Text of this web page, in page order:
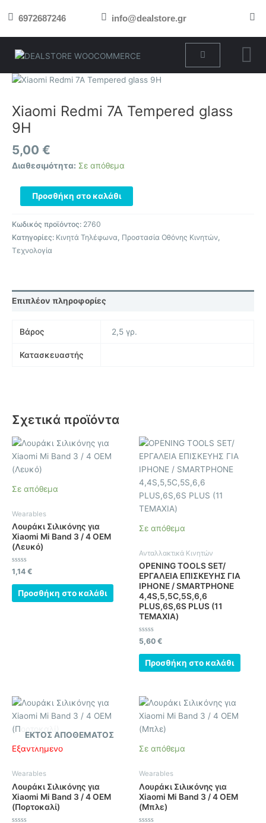
στο 6972687246 info@dealstore.gr
Cart
Xiaomi Redmi 7A Tempered glass
9H
5,00 €
Διαθεσιμότητα: Σε απόθεμα
Xiaomi
7A
Tempered
glass
9H
ποσότητα
Προσθήκη στο καλάθι
Κωδικός προϊόντος: 2760
Κατηγορίες: Κινητά Τηλέφωνα, Προστασία Οθόνης Κινητών,
Τεχνολογία
Επιπλέον πληροφορίες
Βάρος 2,5 γρ.
Κατασκευαστής
Σχετικά προϊόντα
Σε απόθεμα
Wearables
Λουράκι Σιλικόνης για
Xiaomi Mi Band 3 / 4 OEM
(Λευκό)
Βαθμολογήθηκε
με
0
από
1,14 €
Προσθήκη στο καλάθι
Σε απόθεμα
Ανταλλακτικά Κινητών
OPENING TOOLS SET/
ΕΡΓΑΛΕΙΑ ΕΠΙΣΚΕΥΗΣ ΓΙΑ
IPHONE / SMARTPHONE
4,4S,5,5C,5S,6,6
PLUS,6S,6S PLUS (11
ΤΕΜΑΧΙΑ)
Βαθμολογήθηκε
με
0
από
5,60 €
Προσθήκη στο καλάθι
ΕΚΤΌΣ ΑΠΟΘΈΜΑΤΟΣ
Εξαντλημένο
Wearables
Λουράκι Σιλικόνης για
Xiaomi Mi Band 3 / 4 OEM
(Πορτοκαλί)
Σε απόθεμα
Wearables
Λουράκι Σιλικόνης για
Xiaomi Mi Band 3 / 4 OEM
(Μπλε)